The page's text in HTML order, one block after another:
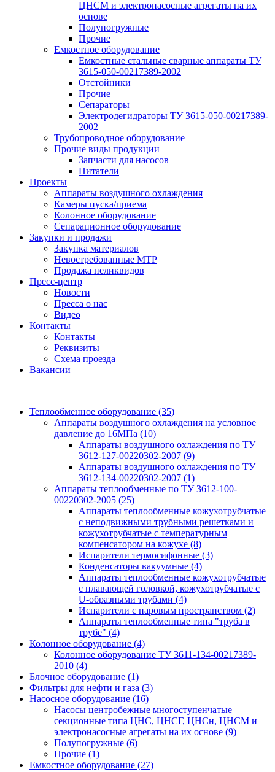
ЦНСМ и электронасосные агрегаты на их
основе
Полупогружные
Прочие
Емкостное оборудование
Емкостные стальные сварные аппараты ТУ
3615-050-00217389-2002
Отстойники
Прочие
Сепараторы
Электродегидраторы ТУ 3615-050-00217389-
2002
Трубопроводное оборудование
Прочие виды продукции
Запчасти для насосов
Питатели
Проекты
Аппараты воздушного охлаждения
Камеры пуска/приема
Колонное оборудование
Сепарационное оборудование
Закупки и продажи
Закупка материалов
Невостребованные МТР
Продажа неликвидов
Пресс-центр
Новости
Пресса о нас
Видео
Контакты
Контакты
Реквизиты
Схема проезда
Вакансии
Теплообменное оборудование (35)
Аппараты воздушного охлаждения на условное
давление до 16МПа (10)
Аппараты воздушного охлаждения по ТУ
3612-127-00220302-2007 (9)
Аппараты воздушного охлаждения по ТУ
3612-134-00220302-2007 (1)
Аппараты теплообменные по ТУ 3612-100-
00220302-2005 (25)
Аппараты теплообменные кожухотрубчатые
с неподвижными трубными решетками и
кожухотрубчатые с температурным
компенсатором на кожухе (8)
Испарители термосифонные (3)
Конденсаторы вакуумные (4)
Аппараты теплообменные кожухотрубчатые
с плавающей головкой, кожухотрубчатые с
U-образными трубами (4)
Испарители с паровым пространством (2)
Аппараты теплообменные типа "труба в
трубе" (4)
Колонное оборудование (4)
Колонное оборудование ТУ 3611-134-00217389-
2010 (4)
Блочное оборудование (1)
Фильтры для нефти и газа (3)
Насосное оборудование (16)
Насосы центробежные многоступенчатые
секционные типа ЦНС, ЦНСГ, ЦНСн, ЦНСМ и
электронасосные агрегаты на их основе (9)
Полупогружные (6)
Прочие (1)
Емкостное оборудование (27)